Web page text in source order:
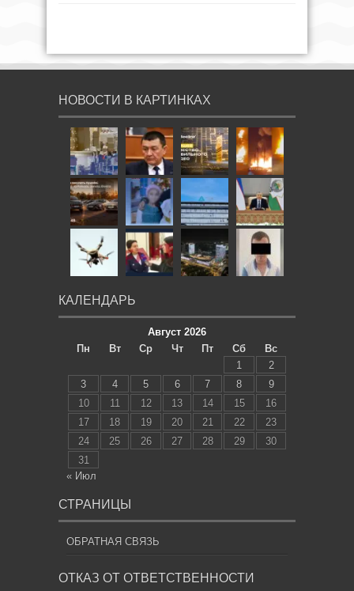
НОВОСТИ В КАРТИНКАХ
КАЛЕНДАРЬ
Август 2026
Пн
Вт Ср Чт Пт Сб
Вс
1
2
3
4 5 6 7 8
9
10
11 12 13 14 15
16
17
18 19 20 21 22
23
24
25 26 27 28 29
30
31
« Июл
СТРАНИЦЫ
ОБРАТНАЯ СВЯЗЬ
ОТКАЗ ОТ ОТВЕТСТВЕННОСТИ